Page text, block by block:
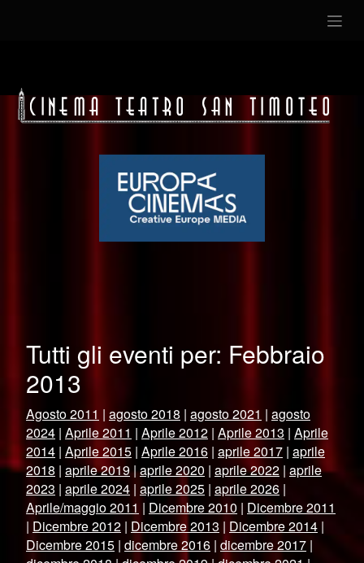
Tutti gli eventi per: Febbraio
2013
Agosto 2011 | agosto 2018 | agosto 2021 | agosto
2024 | Aprile 2011 | Aprile 2012 | Aprile 2013 | Aprile
2014 | Aprile 2015 | Aprile 2016 | aprile 2017 | aprile
2018 | aprile 2019|aprile 2020 | aprile 2022 | aprile
2023 | aprile 2024 | aprile 2025 | aprile 2026 |
Aprile/maggio 2011 | Dicembre 2010 | Dicembre 2011
| Dicembre 2012 | Dicembre 2013 | Dicembre 2014 |
Dicembre 2015 | dicembre 2016 | dicembre 2017 |